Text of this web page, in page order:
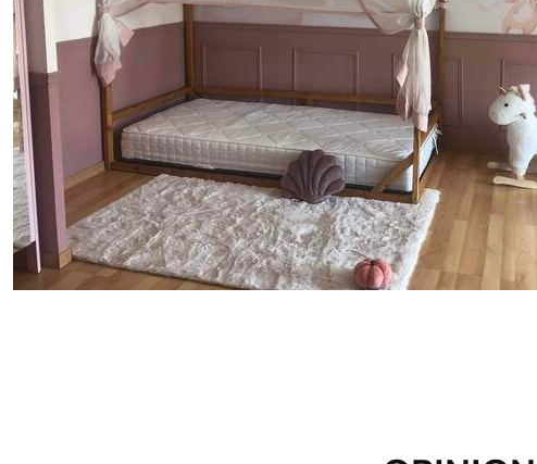
Método de aplicación
Hasta 360 cm de altura: aplicación
Más de 360 cm de altura:
Materiales disponibles
Estándar
7 .03$4.22/sq ft
Premium
8.33$5.00/sq ft